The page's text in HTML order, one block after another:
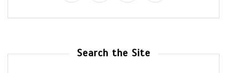
Search the Site